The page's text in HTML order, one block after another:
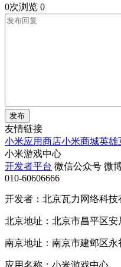
0次浏览 0
发布
友情链接
小米应用商店小米商城英雄
小米游戏中心
开发者平台 微信公众号 微
010-60606666
开发者：北京瓦力网络科技
北京地址：北京市昌平区安
南京地址：南京市建邺区永
应用名称：小米游戏中心